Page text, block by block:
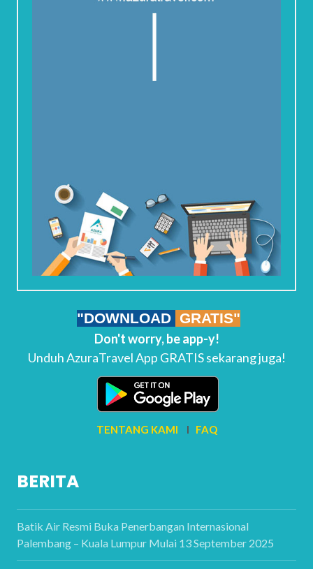
"DOWNLOAD GRATIS"
Don't worry, be app-y!
Unduh AzuraTravel App GRATIS sekarang juga!
TENTANG KAMI I FAQ
BERITA
Batik Air Resmi Buka Penerbangan Internasional
Palembang – Kuala Lumpur Mulai 13 September 2025